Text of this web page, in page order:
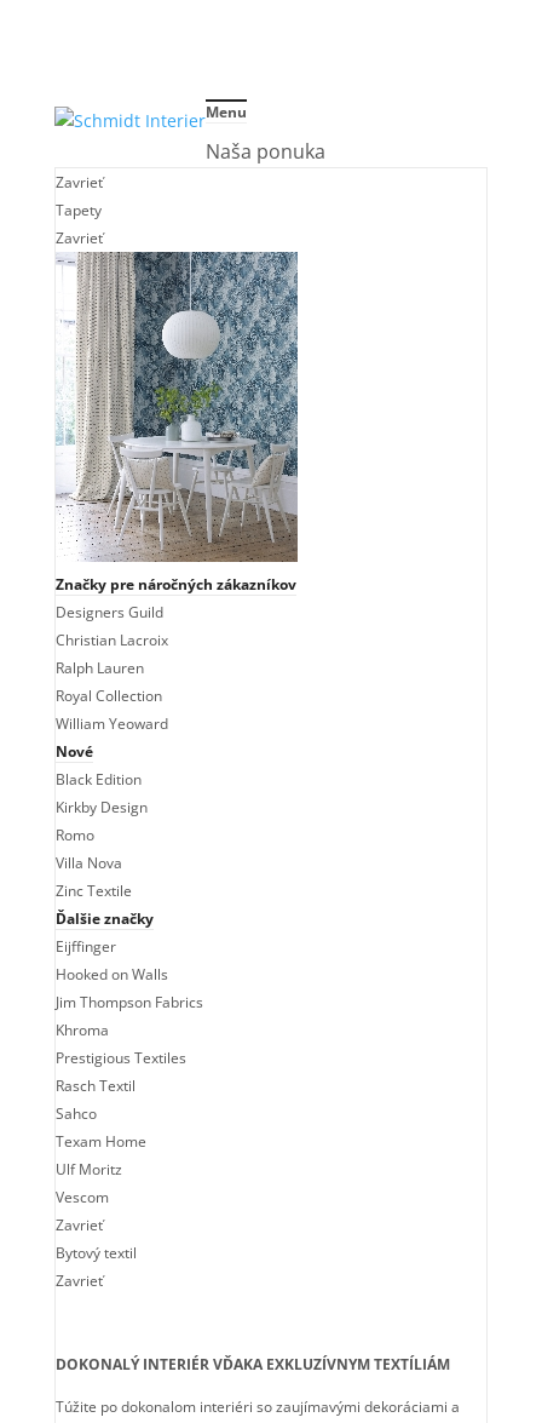
Menu
Naša ponuka
Zavrieť
Tapety
Zavrieť
Značky pre náročných zákazníkov
Designers Guild
Christian Lacroix
Ralph Lauren
Royal Collection
William Yeoward
Nové
Black Edition
Kirkby Design
Romo
Villa Nova
Zinc Textile
Ďalšie značky
Eijffinger
Hooked on Walls
Jim Thompson Fabrics
Khroma
Prestigious Textiles
Rasch Textil
Sahco
Texam Home
Ulf Moritz
Vescom
Zavrieť
Bytový textil
Zavrieť
DOKONALÝ INTERIÉR VĎAKA EXKLUZÍVNYM TEXTÍLIÁM
Túžite po dokonalom interiéri so zaujímavými dekoráciami a